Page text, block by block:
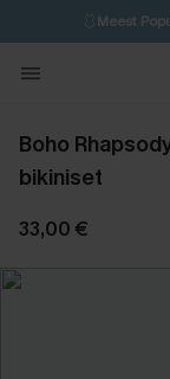
🩱Meest
Boho
bikiniset
33,00 €